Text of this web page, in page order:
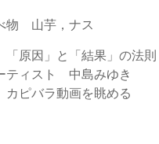
物 山芋，ナス
原因」と「結果」の法則
ティスト 中島みゆき
バラ動画を眺める